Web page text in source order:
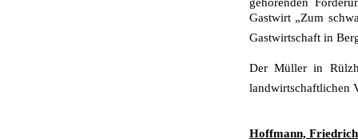
Gastwirt „Zum
Gastwirtschaft in
Der Müller in
landwirtschaftlichen
Hoffmann,